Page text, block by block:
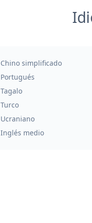
Chino simplificado
Portugués
Tagalo
Turco
Ucraniano
Inglés medio